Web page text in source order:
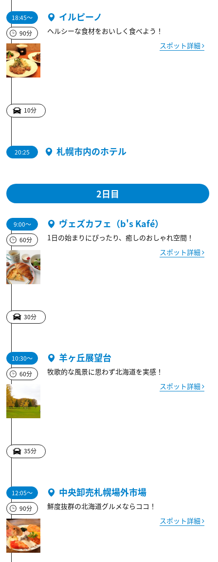
18:45～
90分
イルピーノ
ヘルシーな食材をおいしく食べよう！
スポット詳細
10分
20:25 札幌市内のホテル
2日目
9:00～
60分
ヴェズカフェ（b's Kafé）
1日の始まりにぴったり、癒しのおしゃれ空間！
スポット詳細
30分
10:30～
60分
羊ヶ丘展望台
牧歌的な風景に思わず北海道を実感！
スポット詳細
35分
12:05～
90分
中央卸売札幌場外市場
鮮度抜群の北海道グルメならココ！
スポット詳細